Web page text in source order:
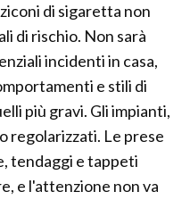
di sigaretta non
di rischio. Non sarà
incidenti in casa,
e stili di
più gravi. Gli impianti,
regolarizzati. Le prese
tendaggi e tappeti
e l'attenzione non va